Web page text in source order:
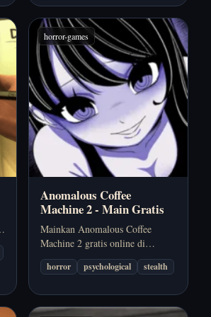
horror-games
Anomalous Coffee
Machine 2 - Main Gratis
Mainkan Anomalous Coffee
Machine 2 gratis online di
browser. Anomalous Coffee
Machine 2 berfokus pada suasana,
kamu ingin…
horror psychological stealth